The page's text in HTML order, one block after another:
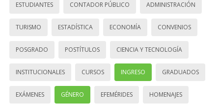
ESTUDIANTES CONTADOR PÚBLICO ADMINISTRACIÓN
TURISMO ESTADÍSTICA ECONOMÍA CONVENIOS
POSGRADO POSTÍTULOS CIENCIA Y TECNOLOGÍA
INSTITUCIONALES CURSOS INGRESO GRADUADOS
EXÁMENES GÉNERO EFEMÉRIDES HOMENAJES